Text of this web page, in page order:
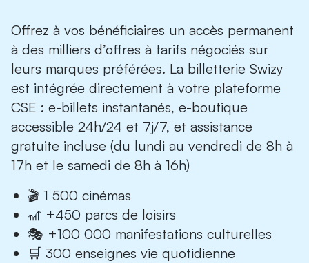
Offrez à vos bénéficiaires un accès permanent
à des milliers d’offres à tarifs négociés sur
leurs marques préférées. La billetterie Swizy
est intégrée directement à votre plateforme
CSE : e-billets instantanés, e-boutique
accessible 24h/24 et 7j/7, et assistance
gratuite incluse (du lundi au vendredi de 8h à
17h et le samedi de 8h à 16h)
🎬 1 500 cinémas
🎢 +450 parcs de loisirs
🎭 +100 000 manifestations culturelles
🛒 300 enseignes vie quotidienne